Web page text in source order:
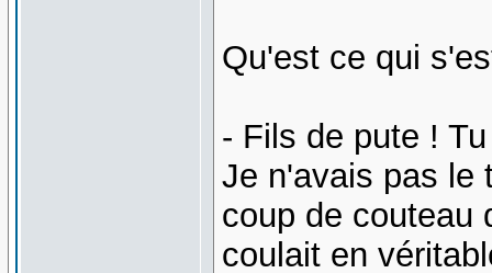
Qu'est ce qui
- Fils de pute !
Je n'avais pas le
coup de couteau
coulait en